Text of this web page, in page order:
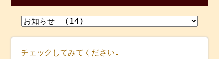
チェックしてみてください♩